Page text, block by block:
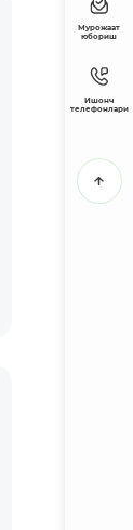
Мурожаат
юбориш
Ишонч
телефонлари